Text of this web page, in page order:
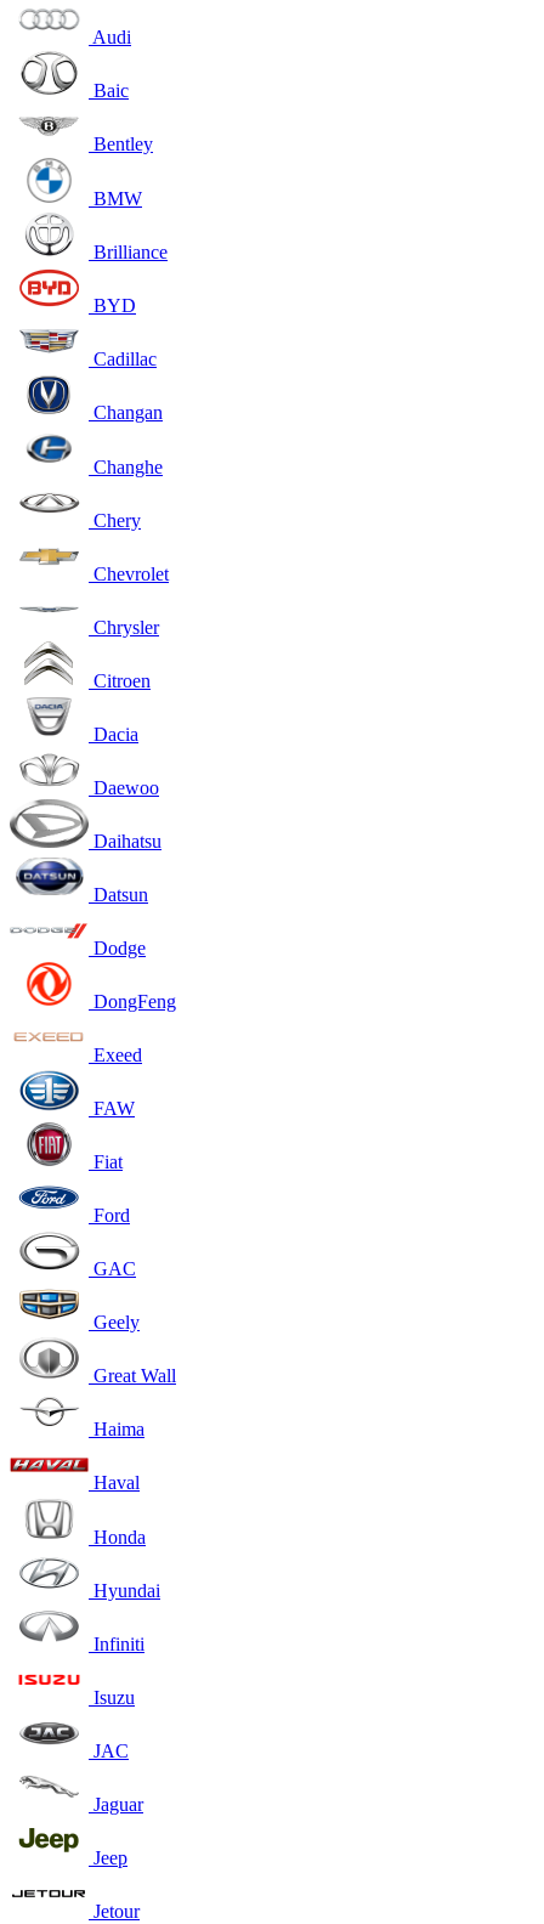
Audi
Baic
Bentley
BMW
Brilliance
BYD
Cadillac
Changan
Changhe
Chery
Chevrolet
Chrysler
Citroen
Dacia
Daewoo
Daihatsu
Datsun
Dodge
DongFeng
Exeed
FAW
Fiat
Ford
GAC
Geely
Great Wall
Haima
Haval
Honda
Hyundai
Infiniti
Isuzu
JAC
Jaguar
Jeep
Jetour